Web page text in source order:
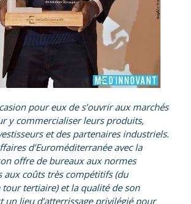
pour eux de s’ouvrir aux marchés
y commercialiser leurs produits,
et des partenaires industriels.
d’Euroméditerranée avec la
offre de bureaux aux normes
aux coûts très compétitifs (du
tertiaire) et la qualité de son
un lieu d’atterrissage privilégié pour